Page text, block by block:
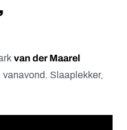
van der Maarel
Slaaplekker,